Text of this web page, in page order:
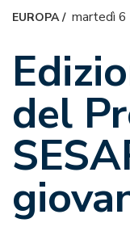
EUROPA/ martedì 6
del